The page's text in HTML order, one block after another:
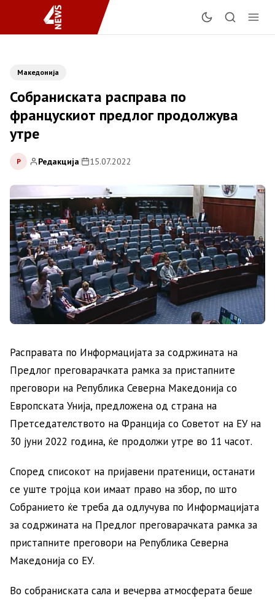
Македонија
Собраниската расправа пo
францускиот предлог продолжува
утре
Р Редакција| 15.07.2022
Расправата по Информацијата за содржината на
Предлог преговарачката рамка за пристапните
преговори на Република Северна Македонија со
Европската Унија, предложена од страна на
Претседателството на Франција со Советот на ЕУ на
30 јуни 2022 година, ќе продолжи утре во 11 часот.
Според списокот на пријавени пратеници, останати
се уште тројца кои имаат право на збор, по што
Собранието ќе треба да одлучува по Информацијата
за содржината на Предлог преговарачката рамка за
пристапните преговори на Република Северна
Македонија со ЕУ.
Во собраниската сала и вечерва атмосферата беше